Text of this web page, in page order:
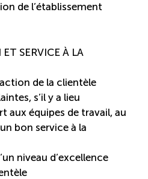
de l’établissement
SERVICE À LA
de la clientèle
s’il y a lieu
aux équipes de travail, au
bon service à la
niveau d’excellence